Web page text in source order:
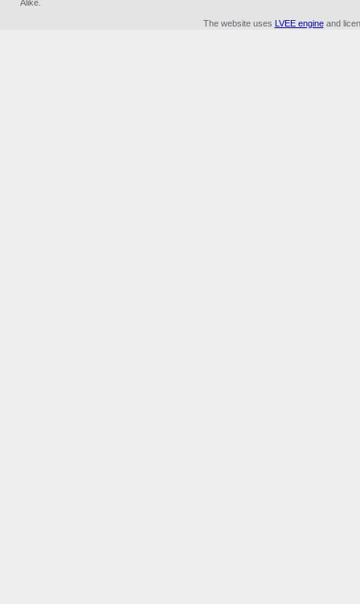
Alike.
The website uses LVEE engineand